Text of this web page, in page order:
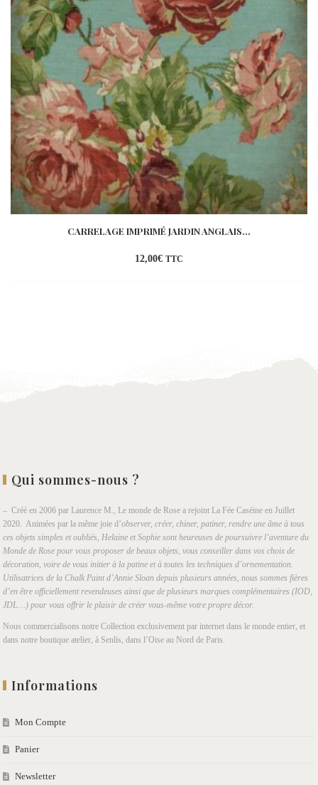
CARRELAGE IMPRIMÉ JARDIN ANGLAIS...
12,00€ TTC
Qui sommes-nous ?
– Créé en 2006 par Laurence M., Le monde de Rose a rejoint La Fée Caséine en Juillet
2020. Animées par la même joie d’observer, créer, chiner, patiner, rendre une âme à tous
ces objets simples et oubliés, Helaine et Sophie sont heureuses de poursuivre l’aventure du
Monde de Rose pour vous proposer de beaux objets, vous conseiller dans vos choix de
décoration, voire de vous initier à la patine et à toutes les techniques d’ornementation.
Utilisatrices de la Chalk Paint d’Annie Sloan depuis plusieurs années, nous sommes fières
d’en être officiellement revendeuses ainsi que de plusieurs marques complémentaires (IOD,
JDL…) pour vous offrir le plaisir de créer vous-même votre propre décor.
Nous commercialisons notre Collection exclusivement par internet dans le monde entier, et
dans notre boutique atelier, à Senlis, dans l’Oise au Nord de Paris.
Informations
Mon Compte
Panier
Newsletter